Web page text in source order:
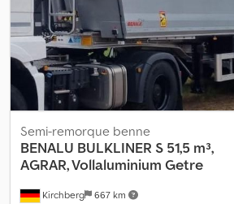
Kirchberg 667 km
Semi-remorque benne
BENALU BULKLINER S 51,5 m³,
AGRAR, Vollaluminium Getre